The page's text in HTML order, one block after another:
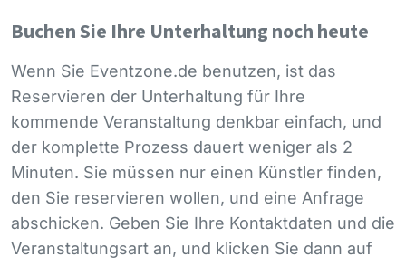
Buchen Sie Ihre Unterhaltung noch heute
Wenn Sie Eventzone.de benutzen, ist das
Reservieren der Unterhaltung für Ihre
kommende Veranstaltung denkbar einfach, und
der komplette Prozess dauert weniger als 2
Minuten. Sie müssen nur einen Künstler finden,
den Sie reservieren wollen, und eine Anfrage
abschicken. Geben Sie Ihre Kontaktdaten und die
Veranstaltungsart an, und klicken Sie dann auf